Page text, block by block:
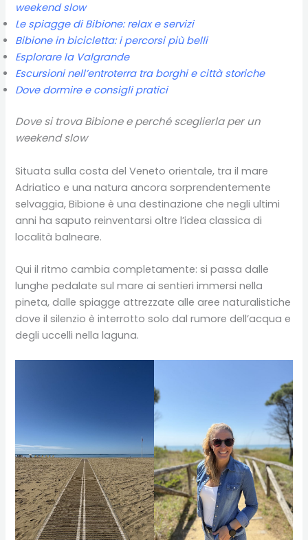
weekend slow
Le spiagge di Bibione: relax e servizi
Bibione in bicicletta: i percorsi più belli
Esplorare la Valgrande
Escursioni nell’entroterra tra borghi e città storiche
Dove dormire e consigli pratici
Dove si trova Bibione e perché sceglierla per un
weekend slow
Situata sulla costa del Veneto orientale, tra il mare
Adriatico e una natura ancora sorprendentemente
selvaggia, Bibione è una destinazione che negli ultimi
anni ha saputo reinventarsi oltre l’idea classica di
località balneare.
Qui il ritmo cambia completamente: si passa dalle
lunghe pedalate sul mare ai sentieri immersi nella
pineta, dalle spiagge attrezzate alle aree naturalistiche
dove il silenzio è interrotto solo dal rumore dell’acqua e
degli uccelli nella laguna.